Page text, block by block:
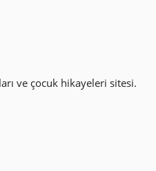
ve çocuk hikayeleri sitesi.